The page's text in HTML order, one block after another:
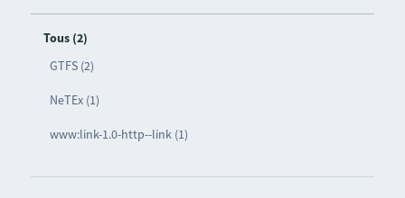
Tous (2)
GTFS (2)
NeTEx (1)
www:link-1.0-http--link (1)